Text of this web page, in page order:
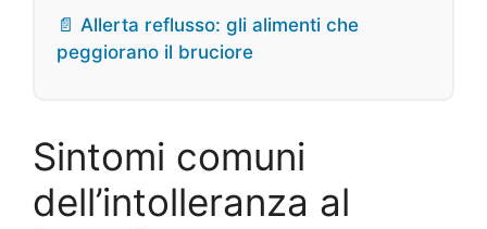
📄 Allerta reflusso: gli alimenti che
peggiorano il bruciore
Sintomi comuni
dell’intolleranza al